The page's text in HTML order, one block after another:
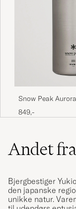
Snow Peak
Titanium
849,-
Andet
Bjergbestiger
den japanske
unikke natur.